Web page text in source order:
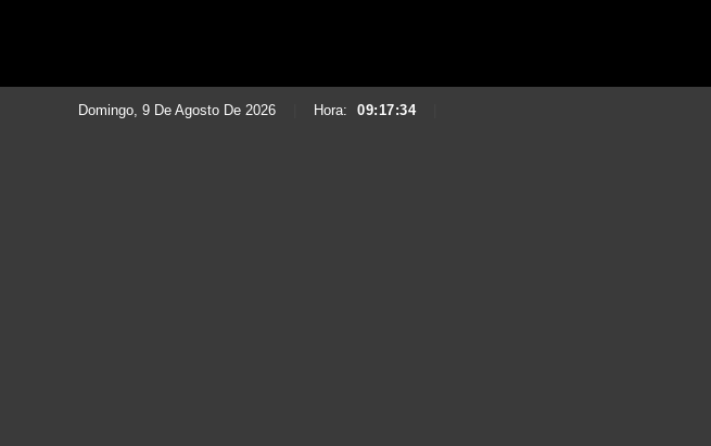
Domingo, 9 De Agosto De 2026 Hora: 09:17:35